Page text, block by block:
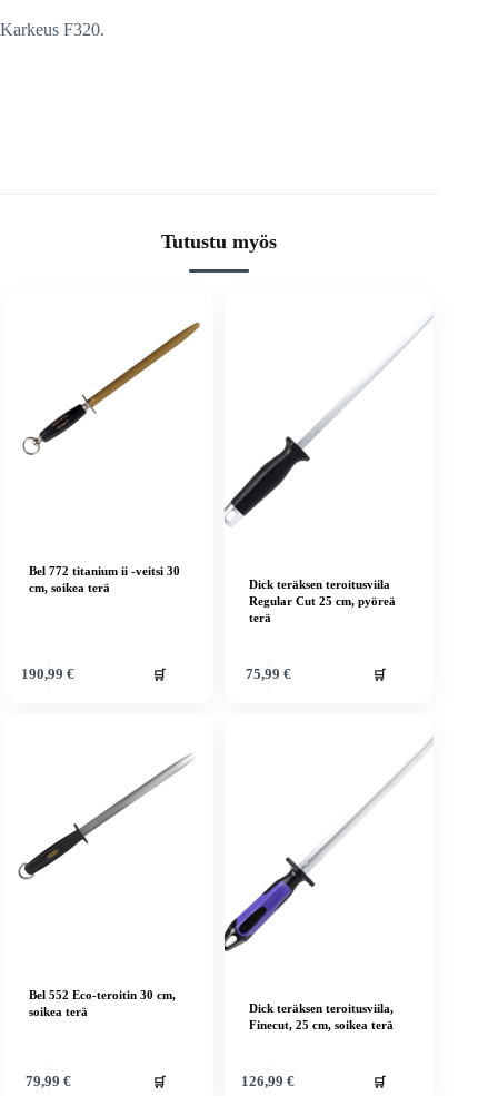
Karkeus F320.
Tutustu myös
Bel 772 titanium ii -veitsi 30
cm, soikea terä
190,99€ 🛒
Dick teräksen teroitusviila
Regular Cut 25 cm, pyöreä
terä
75,99 € 🛒
Bel 552 Eco-teroitin 30 cm,
soikea terä
79,99 € 🛒
Dick teräksen teroitusviila,
Finecut, 25 cm, soikea terä
126,99€ 🛒